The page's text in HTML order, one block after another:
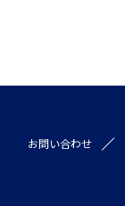
お問い合わせ